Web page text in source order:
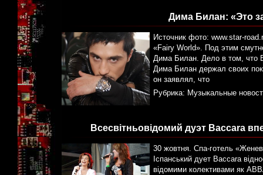
Дима Билан: «Это
Источник фото: www.star-
«Fairy World». Под этим
Дима Билан. Дело в том, что
Дима Билан держал своих
он заявлял, что
Рубрика: Музыкальные
Всесвітньовідомий дуэт Baccara
30 жовтня. Спа-готель
Іспанський дует Baccara
відомими колективами як